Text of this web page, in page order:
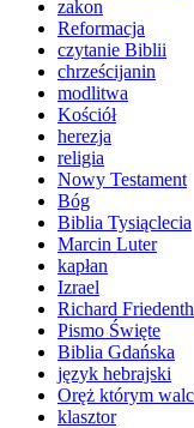
zakon
Reformacja
czytanie Biblii
chrześcijanin
modlitwa
Kościół
herezja
religia
Nowy Testament
Bóg
Biblia Tysiąclecia
Marcin Luter
kapłan
Izrael
Richard
Pismo Święte
Biblia Gdańska
język hebrajski
Oręż którym
klasztor